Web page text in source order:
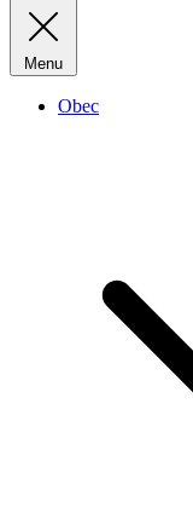
Menu
Obec